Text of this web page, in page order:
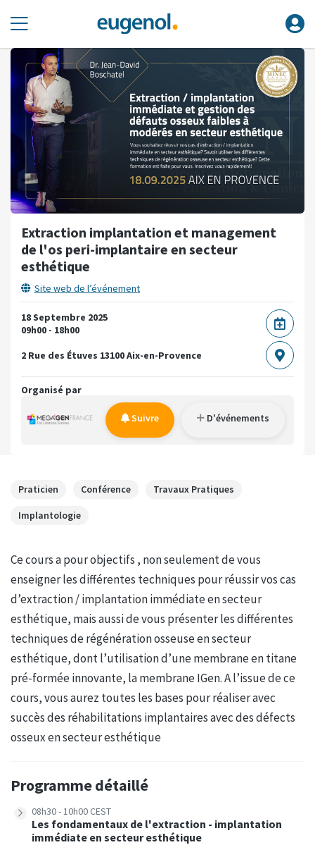
Extraction implantation et management
de l'os peri-implantaire en secteur
esthétique
Site web de l’événement
18 Septembre 2025
09h00 - 18h00
2 Rue des Étuves 13100 Aix-en-Provence
Organisé par
Suivre D'événements
Praticien Conférence Travaux Pratiques
Implantologie
Ce cours a pour objectifs , non seulement de vous
enseigner les différentes techniques pour réussir vos cas
d’extraction / implantation immédiate en secteur
esthétique, mais aussi de vous présenter les différentes
techniques de régénération osseuse en secteur
esthétique, dont l’utilisation d’une membrane en titane
pré-formée innovante, la membrane IGen. A l’issue de ce
cours, vous aurez toutes les bases pour réaliser avec
succès des réhabilitations implantaires avec des défects
osseux en secteur esthétique
Programme détaillé
08h30 - 10h00 CEST
Les fondamentaux de l'extraction - implantation
immédiate en secteur esthétique